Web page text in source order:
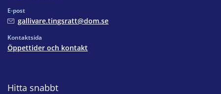
E-post
gallivare.tingsratt@dom.se
Kontaktsida
Öppettider och kontakt
Hitta snabbt